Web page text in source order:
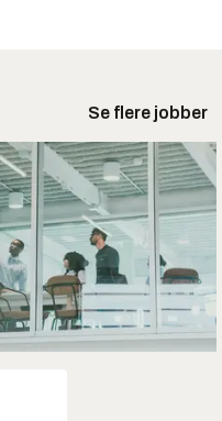
Se flere jobber